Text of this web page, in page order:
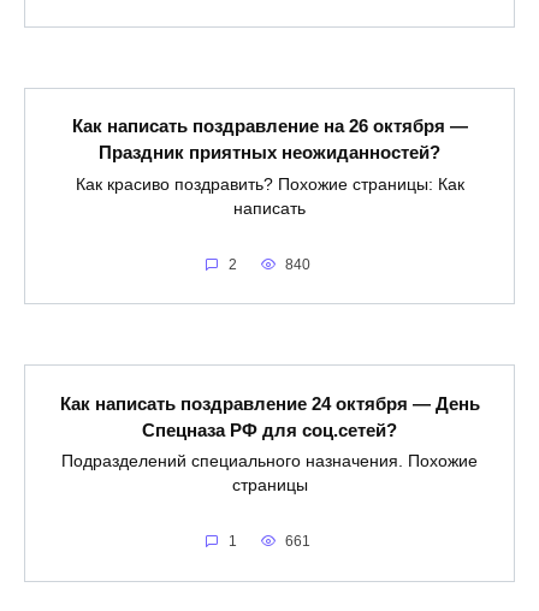
Как написать поздравление на 26 октября —
Праздник приятных неожиданностей?
Как красиво поздравить? Похожие страницы: Как
написать
2 840
Как написать поздравление 24 октября — День
Спецназа РФ для соц.сетей?
Подразделений специального назначения. Похожие
страницы
1 661